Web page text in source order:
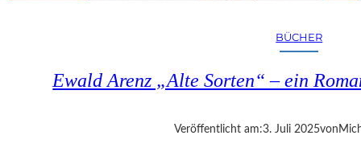
BÜCHER
Ewald Arenz „Alte Sorten“ – ein
Veröffentlicht am:3. Juli 2025von